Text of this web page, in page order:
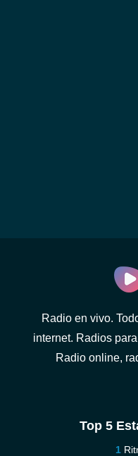
Radio en vivo.
internet. Radios
Radio online,
Top 5